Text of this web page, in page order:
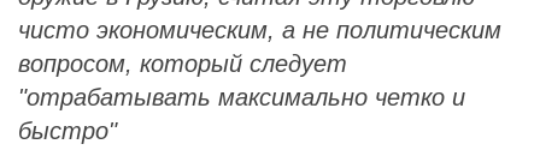
чисто экономическим, а не политическим
вопросом, который следует
"отрабатывать максимально четко и
быстро"